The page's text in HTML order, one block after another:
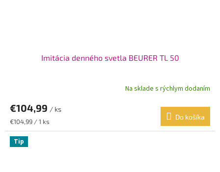
Imitácia denného svetla BEURER TL 50
Na sklade s rýchlym dodaním
€104,99 / ks
Jednotková
cena:
€104,99 / 1 ks
Do košíka
Tip